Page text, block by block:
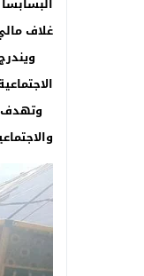
غلاف مالي
وتهدف